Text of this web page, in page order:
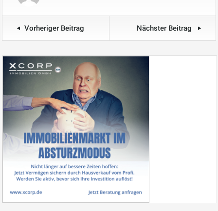
Vorheriger Beitrag Nächster Beitrag